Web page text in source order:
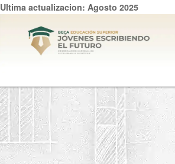
Ultima actualizacion: Agosto 2025